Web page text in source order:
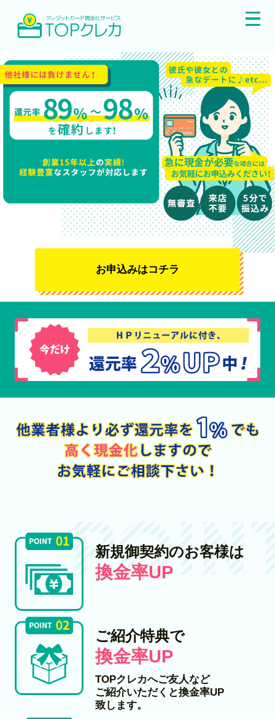
お申込みはコチラ
新規御契約のお客様は
換金率UP
ご紹介特典で
換金率UP
TOPクレカへご友人など
ご紹介いただくと換金率UP
致します。